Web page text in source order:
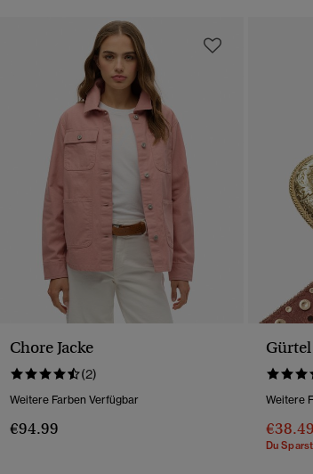
Chore Jacke
(2)
Weitere Farben Verfügbar
€94.99
Weitere
€38.49
Du